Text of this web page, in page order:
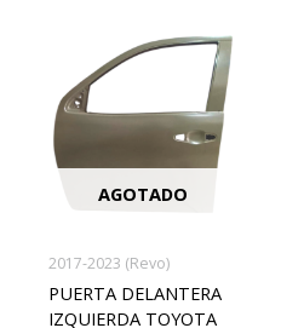
AGOTADO
2017-2023 (Revo)
PUERTA DELANTERA
IZQUIERDA TOYOTA